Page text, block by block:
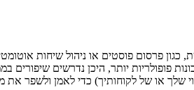
פרסום פוסטים או ניהול שיחות
פופולריות יותר, היכן נדרשים